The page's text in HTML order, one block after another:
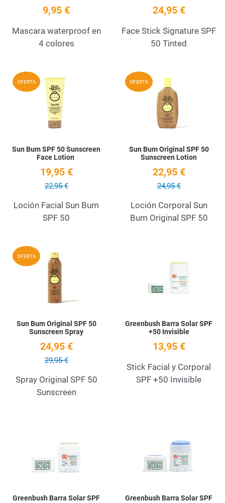
9,95 €
Mascara waterproof en
4 colores
24,95 €
Face Stick Signature SPF
50 Tinted
OFERTA Add to Wishlist
Sun Bum SPF 50 Sunscreen
Face Lotion
19,95 €
22,95 €
Loción Facial Sun Bum
SPF 50
OFERTA
Sun Bum Original SPF 50
Sunscreen Lotion
22,95 €
24,95 €
Loción Corporal Sun
Bum Original SPF 50
OFERTA
Sun Bum Original SPF 50
Sunscreen Spray
24,95 €
29,95 €
Spray Original SPF 50
Sunscreen
Greenbush Barra Solar SPF
+50 Invisible
13,95 €
Stick Facial y Corporal
SPF +50 Invisible
Greenbush Barra Solar SPF
Greenbush Barra Solar SPF